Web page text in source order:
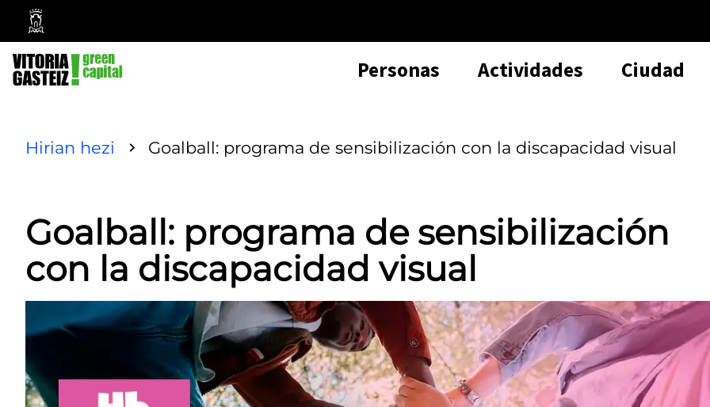
Ayuntamiento
Vitoria-
Gasteiz
Personas Actividades Ciudad
Hirian hezi Goalball: programa de sensibilización con la discapacidad visual
Goalball: programa de sensibilización
con la discapacidad visual